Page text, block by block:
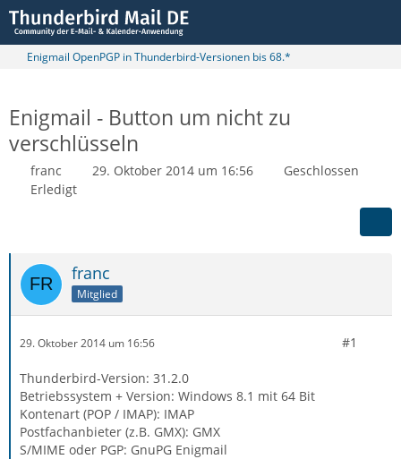
Enigmail OpenPGP in Thunderbird-Versionen bis 68.*
Enigmail - Button um nicht zu
verschlüsseln
franc 29. Oktober 2014 um 16:56
Geschlossen
Erledigt
franc
Mitglied
29. Oktober 2014 um 16:56 #1
Thunderbird-Version: 31.2.0
Betriebssystem + Version: Windows 8.1 mit 64 Bit
Kontenart (POP / IMAP): IMAP
Postfachanbieter (z.B. GMX): GMX
S/MIME oder PGP: GnuPG Enigmail